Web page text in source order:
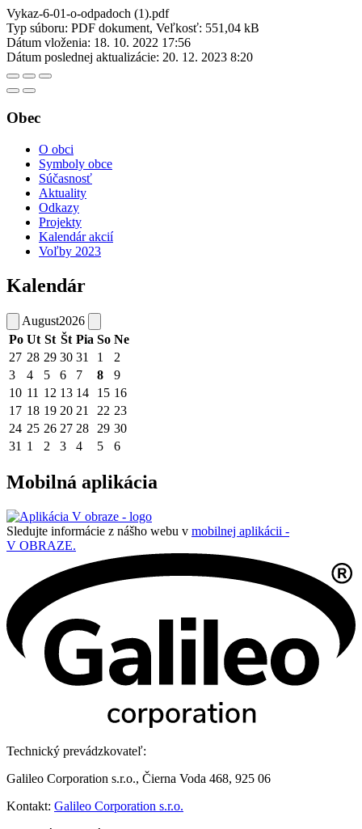
Vykaz-6-01-o-odpadoch (1).pdf
Typ súboru: PDF dokument, Veľkosť: 551,04 kB
Dátum vloženia: 18. 10. 2022 17:56
Dátum poslednej aktualizácie: 20. 12. 2023 8:20
Obec
O obci
Symboly obce
Súčasnosť
Aktuality
Odkazy
Projekty
Kalendár akcií
Voľby 2023
Kalendár
August2026
Po Ut St Št Pia So Ne
27 28 29 30 31 1
2
3
4 5 6 7 8
9
10 11 12 13 14 15 16
17 18 19 20 21 22 23
24 25 26 27 28 29 30
31 1 2 3 4 5 6
Mobilná aplikácia
Sledujte informácie z nášho webu v mobilnej aplikácii -
V OBRAZE.
Technický prevádzkovateľ:
Galileo Corporation s.r.o., Čierna Voda 468, 925 06
Kontakt: Galileo Corporation s.r.o.